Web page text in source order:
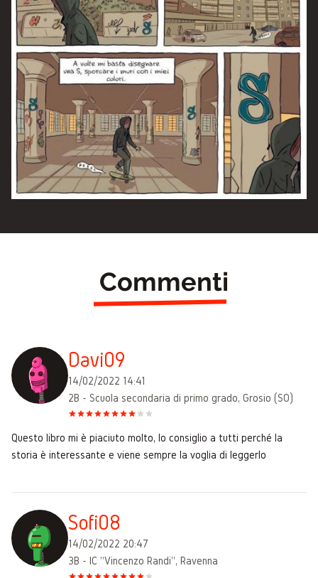
Commenti
Davi09
14/02/2022 14:41
2B - Scuola secondaria di primo grado, Grosio (SO)
Questo libro mi è piaciuto molto, lo consiglio a tutti perché la
storia è interessante e viene sempre la voglia di leggerlo
Sofi08
14/02/2022 20:47
3B - IC "Vincenzo Randi", Ravenna